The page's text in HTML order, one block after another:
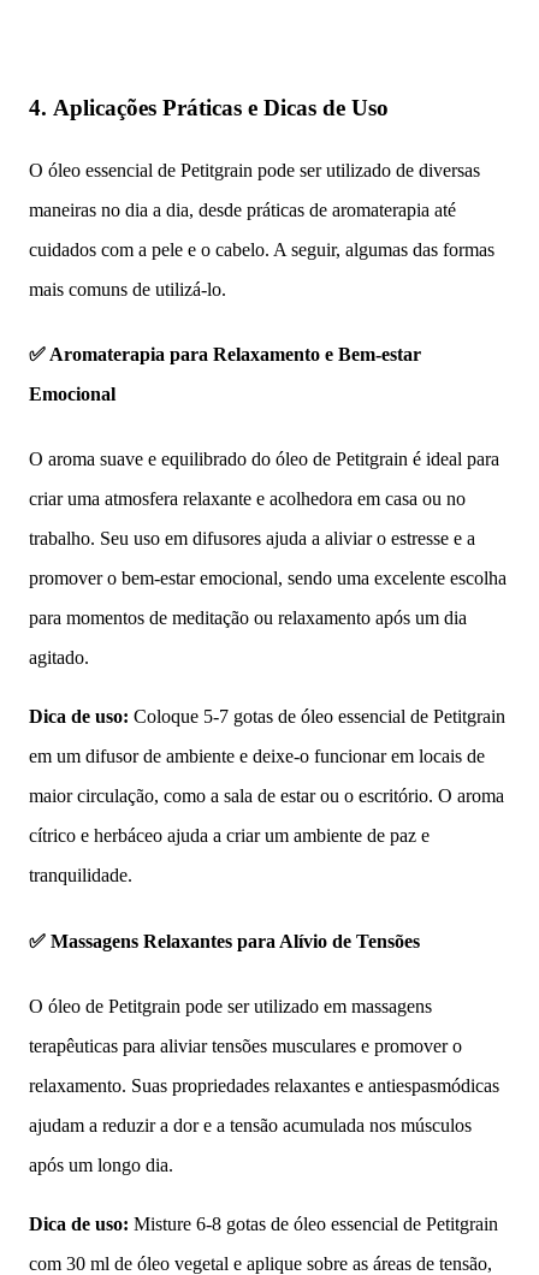
4. Aplicações Práticas e Dicas de Uso
O óleo essencial de Petitgrain pode ser utilizado de diversas
maneiras no dia a dia, desde práticas de aromaterapia até
cuidados com a pele e o cabelo. A seguir, algumas das formas
mais comuns de utilizá-lo.
✅ Aromaterapia para Relaxamento e Bem-estar
Emocional
O aroma suave e equilibrado do óleo de Petitgrain é ideal para
criar uma atmosfera relaxante e acolhedora em casa ou no
trabalho. Seu uso em difusores ajuda a aliviar o estresse e a
promover o bem-estar emocional, sendo uma excelente escolha
para momentos de meditação ou relaxamento após um dia
agitado.
Dica de uso: Coloque 5-7 gotas de óleo essencial de Petitgrain
em um difusor de ambiente e deixe-o funcionar em locais de
maior circulação, como a sala de estar ou o escritório. O aroma
cítrico e herbáceo ajuda a criar um ambiente de paz e
tranquilidade.
✅ Massagens Relaxantes para Alívio de Tensões
O óleo de Petitgrain pode ser utilizado em massagens
terapêuticas para aliviar tensões musculares e promover o
relaxamento. Suas propriedades relaxantes e antiespasmódicas
ajudam a reduzir a dor e a tensão acumulada nos músculos
após um longo dia.
Dica de uso: Misture 6-8 gotas de óleo essencial de Petitgrain
com 30 ml de óleo vegetal e aplique sobre as áreas de tensão,